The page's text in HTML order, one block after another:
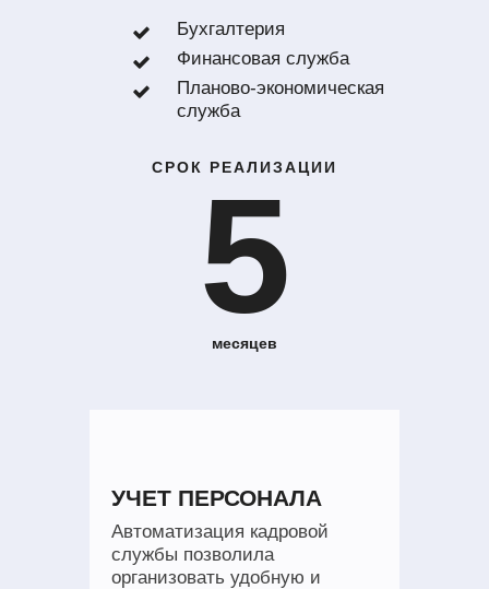
Бухгалтерия
Финансовая служба
Планово-экономическая
служба
СРОК РЕАЛИЗАЦИИ
5
месяцев
УЧЕТ ПЕРСОНАЛА
Автоматизация кадровой
службы позволила
организовать удобную и